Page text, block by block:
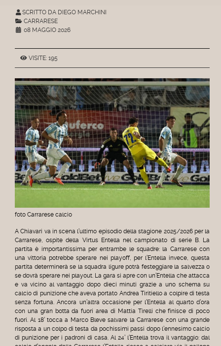
SCRITTO DA DIEGO MARCHINI
CARRARESE
08 MAGGIO 2026
VISITE: 195
foto Carrarese calcio
A Chiavari va in scena l’ultimo episodio della stagione 2025/2026 per la
Carrarese, ospite della Virtus Entella nel campionato di serie B. La
partita è importantissima per entrambe le squadre: la Carrarese con
una vittoria potrebbe sperare nei playoff, per l’Entella invece, questa
partita determinerà se la squadra ligure potrà festeggiare la salvezza o
se dovrà sperare nei playout. La gara si apre con un’Entella che attacca
e va vicino al vantaggio dopo dieci minuti grazie a uno schema su
calcio di punizione che aveva portato Andrea Tiritiello a colpire di testa
senza fortuna. Ancora un’altra occasione per l’Entella al quarto d’ora
con una gran botta da fuori area di Mattia Tirelli che finisce di poco
fuori. Al 18’ tocca a Marco Bleve salvare la Carrarese con una grande
risposta a un colpo di testa da pochissimi passi dopo l’ennesimo calcio
di punizione per i padroni di casa. Al 24’ l’Entella trova il vantaggio: dal